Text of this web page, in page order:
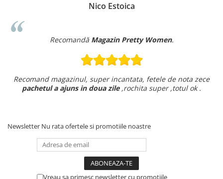
Nico Estoica
Recomandă Magazin Pretty Women.
Recomand magazinul, super incantata, fetele de nota zece
pachetul a ajuns in doua zile,rochita super ,totul ok .
Newsletter Nu rata ofertele si promotiile noastre
Vreau sa primesc newsletter cu promotiile